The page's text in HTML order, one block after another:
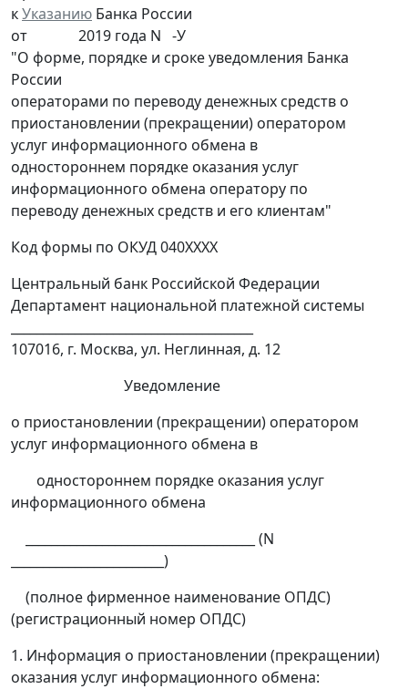
кУказанию Банка России
от 2019 года N -У
"О форме, порядке и сроке уведомления Банка
России
операторами по переводу денежных средств о
приостановлении (прекращении) оператором
услуг информационного обмена в
одностороннем порядке оказания услуг
информационного обмена оператору по
переводу денежных средств и его клиентам"
Код формы по ОКУД 040XXXX
Центральный банк Российской Федерации
Департамент национальной платежной системы
107016, г. Москва, ул. Неглинная, д. 12
Уведомление
о приостановлении (прекращении) оператором
услуг информационного обмена в
одностороннем порядке оказания услуг
информационного обмена
____________________________________ (N
________________________)
(полное фирменное наименование ОПДС)
(регистрационный номер ОПДС)
1. Информация о приостановлении (прекращении)
оказания услуг информационного обмена: